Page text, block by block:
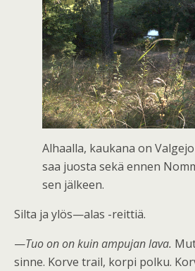
Alhaalla, kaukana on
saa juosta sekä ennen
sen jälkeen.
Silta ja ylös—alas -reittiä.
—Tuo on on kuin ampujan lava.
sinne. Korve trail, korpi polku.